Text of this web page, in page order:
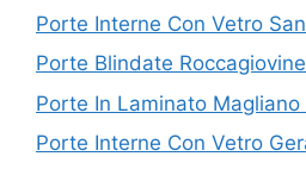
Porte Interne Con Vetro
Porte Blindate Roccagiovine
Porte In Laminato Magliano
Porte Interne Con Vetro